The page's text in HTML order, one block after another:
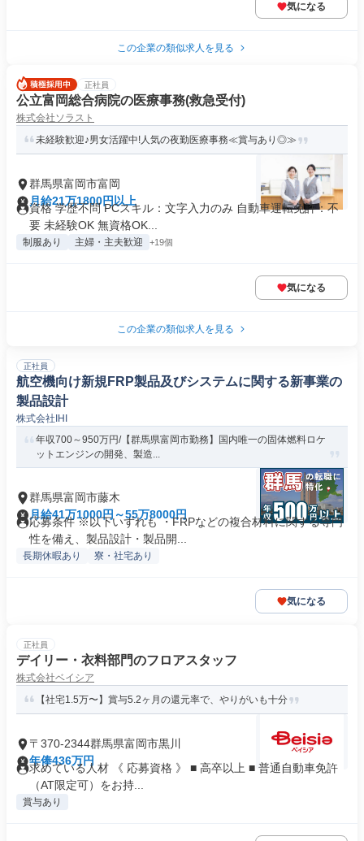
気になる
この企業の類似求人を見る
正社員
公立富岡総合病院の医療事務(救急受付)
株式会社ソラスト
未経験歓迎♪男女活躍中!人気の夜勤医療事務≪賞与あり◎≫
群馬県富岡市富岡
月給21万1800円以上
資格 学歴不問 PCスキル：文字入力のみ 自動車運転免許：不
要 未経験OK 無資格OK...
制服あり 主婦・主夫歓迎 +19個
気になる
この企業の類似求人を見る
正社員
航空機向け新規FRP製品及びシステムに関する新事業の
製品設計
株式会社IHI
年収700～950万円/【群馬県富岡市勤務】国内唯一の固体燃料ロケ
ットエンジンの開発、製造...
群馬県富岡市藤木
月給41万1000円～55万8000円
応募条件 ※以下いずれも ・FRPなどの複合材料に関する専門
性を備え、製品設計・製品開...
長期休暇あり 寮・社宅あり
気になる
正社員
デイリー・衣料部門のフロアスタッフ
株式会社ベイシア
【社宅1.5万〜】賞与5.2ヶ月の還元率で、やりがいも十分
〒370-2344群馬県富岡市黒川
年俸436万円
求めている人材 《 応募資格 》 ■ 高卒以上 ■ 普通自動車免許
（AT限定可）をお持...
賞与あり